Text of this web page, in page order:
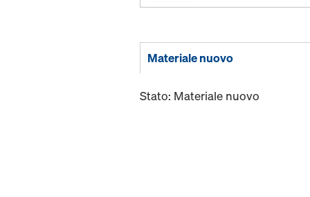
Materiale nuovo
Stato: Materiale nuovo